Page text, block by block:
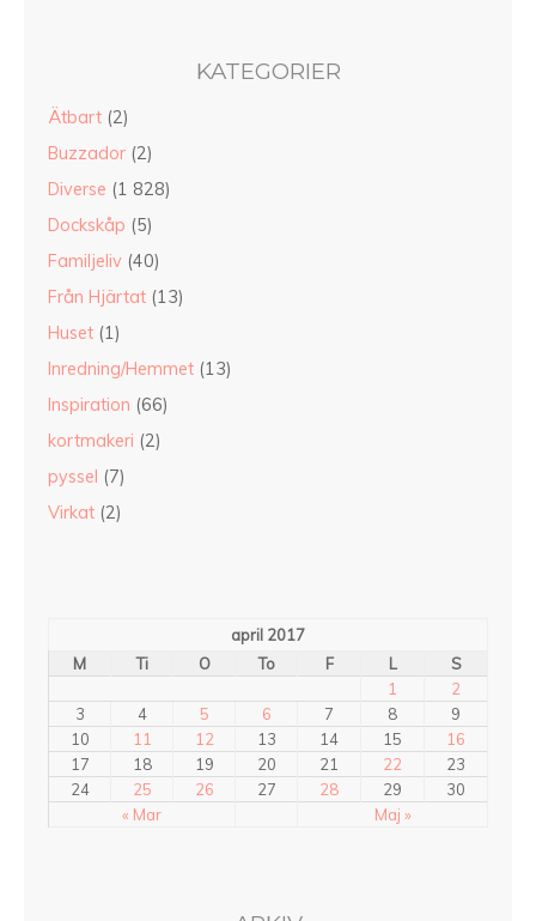
KATEGORIER
Ätbart (2)
Buzzador (2)
Diverse (1 828)
Dockskåp (5)
Familjeliv (40)
Från Hjärtat (13)
Huset (1)
Inredning/Hemmet (13)
Inspiration (66)
kortmakeri (2)
pyssel (7)
Virkat (2)
april 2017
M
Ti O To F L S
« Mar Maj »
1
2
3
4 5 6 7 8
9
10
11 12 13 14 15
16
17
18 19 20 21 22
23
24
25 26 27 28 29 30